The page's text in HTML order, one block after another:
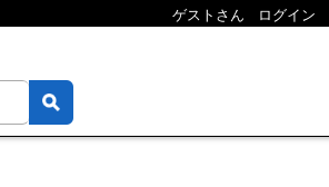
ゲストさん ログイン